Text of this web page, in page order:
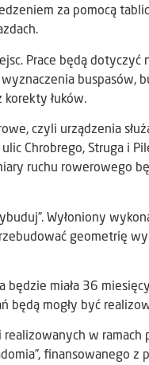
za pomocą
Prace będą dotyczyć
buspasów,
łuków.
czyli urządzenia
Chrobrego, Struga i
ruchu rowerowego
Wyłoniony
geometrię
miała 36
mogły być
w ramach
finansowanego z